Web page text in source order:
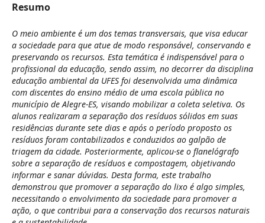
Resumo
O meio ambiente é um dos temas transversais, que visa educar
a sociedade para que atue de modo responsável, conservando e
preservando os recursos. Esta temática é indispensável para o
profissional da educação, sendo assim, no decorrer da disciplina
educação ambiental da UFES foi desenvolvida uma dinâmica
com discentes do ensino médio de uma escola pública no
município de Alegre-ES, visando mobilizar a coleta seletiva. Os
alunos realizaram a separação dos resíduos sólidos em suas
residências durante sete dias e após o período proposto os
resíduos foram contabilizados e conduzidos ao galpão de
triagem da cidade. Posteriormente, aplicou-se o flanelógrafo
sobre a separação de resíduos e compostagem, objetivando
informar e sanar dúvidas. Desta forma, este trabalho
demonstrou que promover a separação do lixo é algo simples,
necessitando o envolvimento da sociedade para promover a
ação, o que contribui para a conservação dos recursos naturais